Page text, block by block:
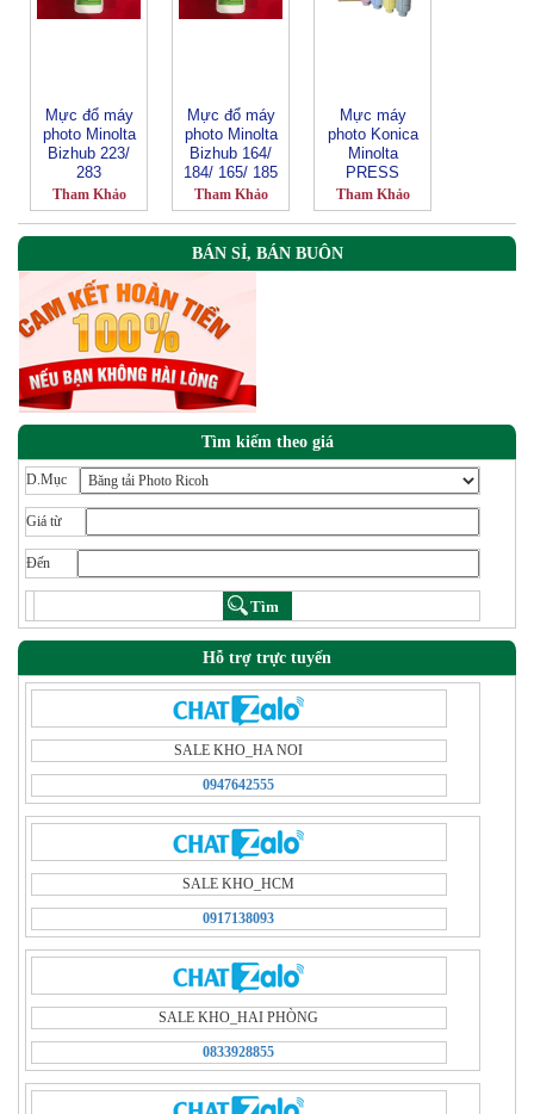
Mực đổ máy
photo Minolta
Bizhub 223/
283
Tham Khảo
Mực đổ máy
photo Minolta
Bizhub 164/
184/ 165/ 185
Tham Khảo
Mực máy
photo Konica
Minolta
PRESS
C8000-
TN615K-Đen
Tham Khảo
BÁN SỈ, BÁN BUÔN
Tìm kiếm theo giá
D.Mục
Giá từ
Đến
Hỗ trợ trực tuyến
SALE KHO_HA NOI
0947642555
SALE KHO_HCM
0917138093
SALE KHO_HAI PHÒNG
0833928855